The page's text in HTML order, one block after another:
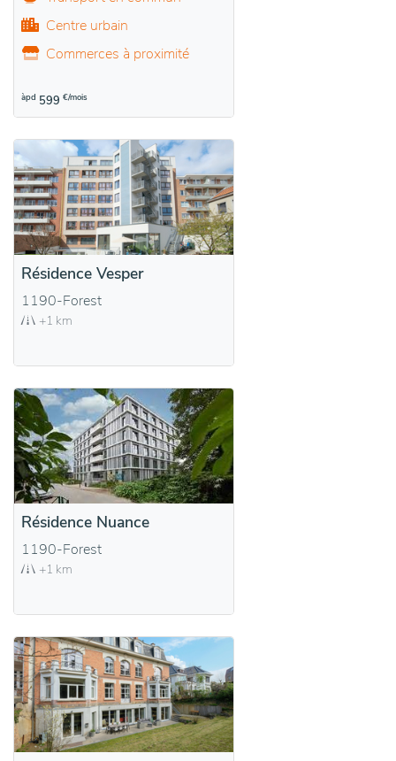
Centre urbain
Commerces à proximité
àpd 599 €/mois
Résidence Vesper
1190-Forest
+1 km
Résidence Nuance
1190-Forest
+1 km